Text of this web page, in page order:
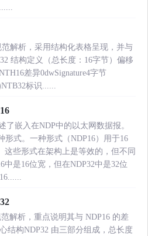
解析，采用结构化表格呈现，并与
结构定义（总长度：16字节）偏移
差异0dwSignature4字节
标识......
了嵌入在NDP中的以太网数据报。
形式。一种形式（NDP16）用于16
这些形式在架构上是等效的，但不同
中是16位宽，但在NDP32中是32位
解析，重点说明其与 NDP16 的差
结构NDP32 由三部分组成，总长度